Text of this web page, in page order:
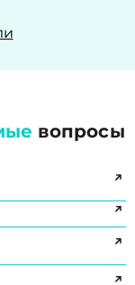
вопросы